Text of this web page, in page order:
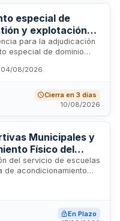
sin que los importes
por el órgano
especial de
y explotación
fiestas patronales
para la adjudicación
especial de dominio
del servicio de
celebradas en
las limitaciones y
se adjudicará
privada, se rige
aplicables
de Contratos del
04/08/2026
Cierra en 3 días
10/08/2026
Municipales y
Físico del
el curso 2026-
del servicio de escuelas
de acondicionamiento
el municipio de Bullas.
organización, gestión y
tasas de usuarios. El
En Plazo